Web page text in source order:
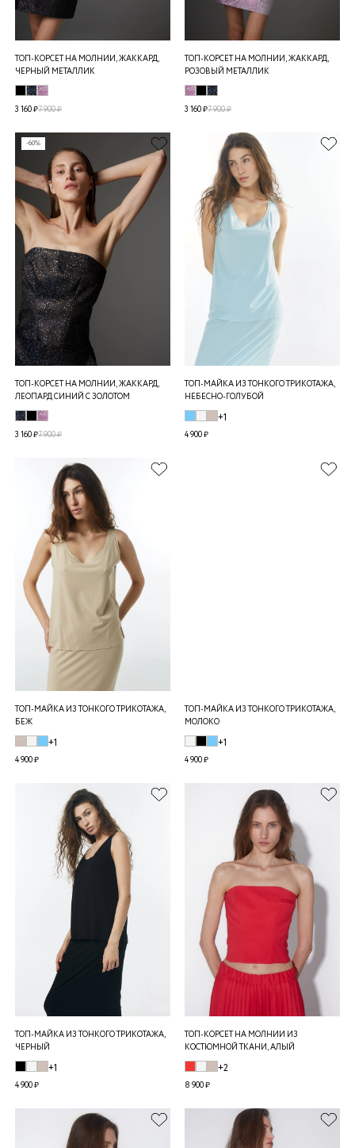
ТОП-КОРСЕТ НА МОЛНИИ, ЖАККАРД,
ЧЕРНЫЙ МЕТАЛЛИК
3 160 ₽7 900 ₽
ТОП-КОРСЕТ НА МОЛНИИ, ЖАККАРД,
РОЗОВЫЙ МЕТАЛЛИК
3 160 ₽7 900 ₽
-60%
ТОП-КОРСЕТ НА МОЛНИИ, ЖАККАРД,
ЛЕОПАРД СИНИЙ С ЗОЛОТОМ
3 160 ₽7 900 ₽
ТОП-МАЙКА ИЗ ТОНКОГО ТРИКОТАЖА,
НЕБЕСНО-ГОЛУБОЙ
+1
4 900 ₽
ТОП-МАЙКА ИЗ ТОНКОГО ТРИКОТАЖА,
БЕЖ
+1
4 900 ₽
ТОП-МАЙКА ИЗ ТОНКОГО ТРИКОТАЖА,
МОЛОКО
+1
4 900 ₽
ТОП-МАЙКА ИЗ ТОНКОГО ТРИКОТАЖА,
ЧЕРНЫЙ
+1
4 900 ₽
ТОП-КОРСЕТ НА МОЛНИИ ИЗ
КОСТЮМНОЙ ТКАНИ, АЛЫЙ
+2
8 900 ₽